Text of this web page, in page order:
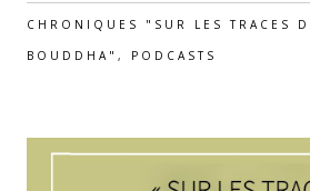
CHRONIQUES "SUR LES TRACES
BOUDDHA" , PODCASTS